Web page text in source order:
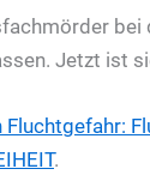
Jetzt ist
Fluchtgefahr:
.